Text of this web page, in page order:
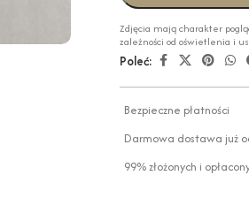
Zdjęcia mają charakter
zależności od oświetlenia i
Poleć:
Bezpieczne płatności
Darmowa dostawa już
99% złożonych i